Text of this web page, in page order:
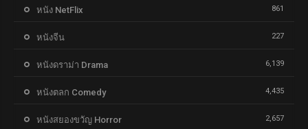
หนัง NetFlix 861
หนังจีน 227
หนังดราม่า Drama 6,139
หนังตลก Comedy 4,435
หนังสยองขวัญ Horror 2,657